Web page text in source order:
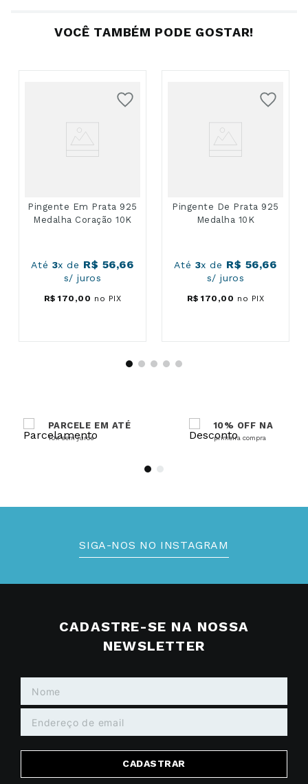
VOCÊ TAMBÉM PODE GOSTAR!
Pingente Em Prata 925
Medalha Coração 10K
Até 3x de R$ 56,66
s/ juros
R$ 170 ,00 no PIX
Pingente De Prata 925
Medalha 10K
Até 3x de R$ 56,66
s/ juros
R$ 170 ,00 no PIX
PARCELE EM ATÉ
10x sem juros
10% OFF NA
primeira compra
SIGA-NOS NO INSTAGRAM
CADASTRE-SE NA NOSSA
NEWSLETTER
CADASTRAR